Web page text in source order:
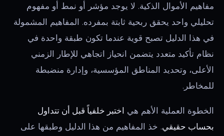
مفاهيم الأموال الذكية. لا يوجد مؤشر أو نمط أو مفهوم
تحليلي واحد يحقق ربحية ثابتة بمفرده. المفاهيم المشمولة
في هذا الدليل تصبح قوية عندما تكون طبقة واحدة في
نظام تأكيد متعدد يتضمن انحياز اتجاهي للإطار الزمني
الأعلى، وتحديد المناطق المؤسسية، وإدارة منضبطة
للمخاطر.
الخطوة العملية الأهم هي اختبر خلفياً قبل أن تتداول
بحساب حقيقي. خذ المفاهيم من هذا الدليل وطبقها على